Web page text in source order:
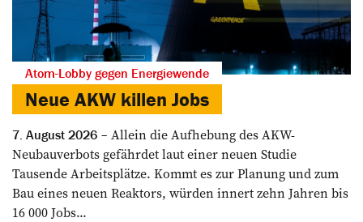
Atom-Lobby gegen Energiewende
Neue AKW killen Jobs
7. August 2026
Allein die Aufhebung des AKW-
Neubauverbots gefährdet laut einer neuen Studie
Tausende Arbeitsplätze. Kommt es zur Planung und zum
Bau eines neuen Reaktors, würden innert zehn Jahren bis
16 000 Jobs...